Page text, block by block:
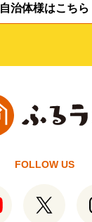
自治体様はこちら
FOLLOW US